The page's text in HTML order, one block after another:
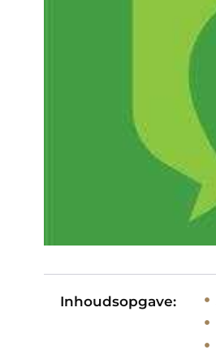
Inhoudsopgave: